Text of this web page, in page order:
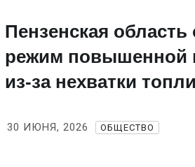
Пензенская
режим повышенной
из‑за нехватки
30 ИЮНЯ, 2026 ОБЩЕСТВО